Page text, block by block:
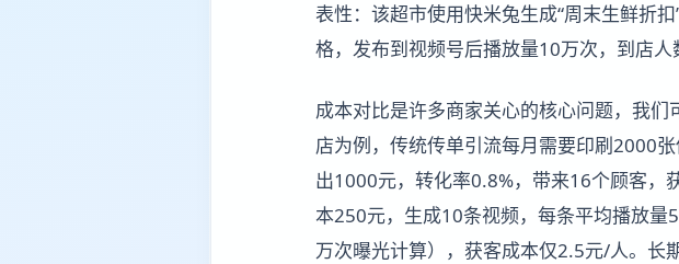
表性：该超市使用快米兔生成“周末生鲜折
格，发布到视频号后播放量10万次，到店人
成本对比是许多商家关心的核心问题，我
店为例，传统传单引流每月需要印刷2000
出1000元，转化率0.8%，带来16个顾客，
本250元，生成10条视频，每条平均播放
万次曝光计算），获客成本仅2.5元/人。长